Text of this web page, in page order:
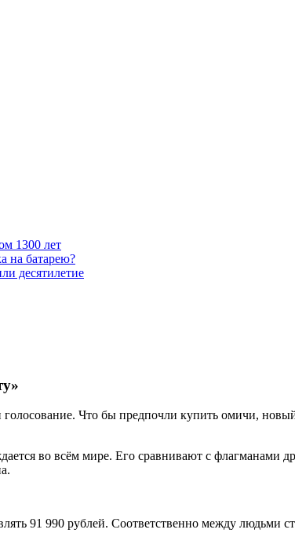
1300 лет
на батарею?
десятилетие
Что бы предпочли купить омичи,
во всём мире. Его сравнивают с флагманами
91 990 рублей. Соответственно между людьми